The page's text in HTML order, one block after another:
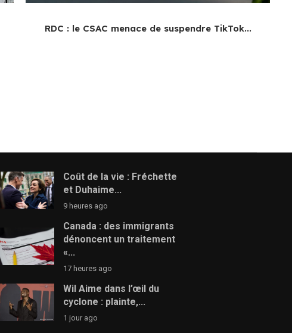
RDC : le CSAC menace de suspendre TikTok...
Coût de la vie : Fréchette
et Duhaime...
9 heures ago
Canada : des immigrants
dénoncent un traitement
«...
17 heures ago
Wil Aime dans l’œil du
cyclone : plainte,...
1 jour ago